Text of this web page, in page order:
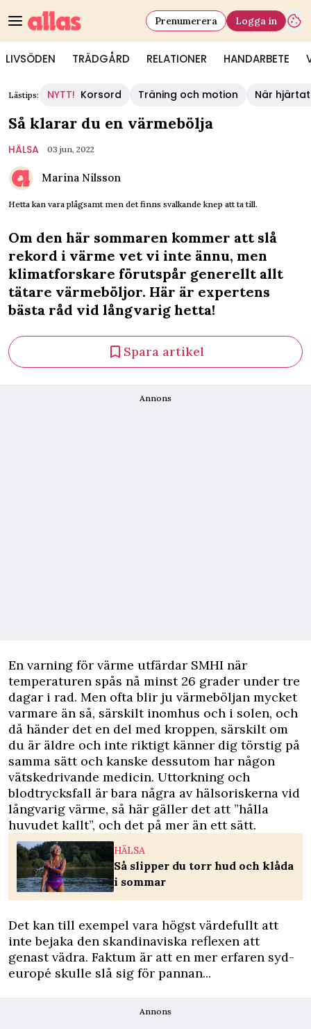
LIVSÖDEN TRÄDGÅRD RELATIONER HANDARBETE
Prenumerera Logga in
Lästips: NYTT! Korsord Träning och motion När
Så klarar du en värmebölja
HÄLSA 03 jun, 2022
Marina Nilsson
Hetta kan vara plågsamt men det finns svalkande knep att ta till.
Om den här sommaren kommer att slå
rekord i värme vet vi inte ännu, men
klimatforskare förutspår generellt allt
tätare värmeböljor. Här är expertens
bästa råd vid långvarig hetta!
Spara artikel
Annons
En varning för värme utfärdar SMHI när
temperaturen spås nå minst 26 grader under tre
dagar i rad. Men ofta blir ju värmeböljan mycket
varmare än så, särskilt inomhus och i solen, och
då händer det en del med kroppen, särskilt om
du är äldre och inte riktigt känner dig törstig på
samma sätt och kanske dessutom har någon
vätskedrivande medicin. Uttorkning och
blodtrycksfall är bara några av hälsoriskerna vid
långvarig värme, så här gäller det att ”hålla
huvudet kallt”, och det på mer än ett sätt.
HÄLSA
Så slipper du torr hud och klåda
i sommar
Det kan till exempel vara högst värdefullt att
inte bejaka den skandinaviska reflexen att
genast vädra. Faktum är att en mer erfaren syd-
europé skulle slå sig för pannan...
Annons